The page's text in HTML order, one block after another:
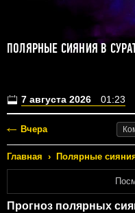
ПОЛЯРНЫЕ СИЯНИЯ В
7 августа 2026 01:23
Вчера
Главная › Полярные
Прогноз полярных